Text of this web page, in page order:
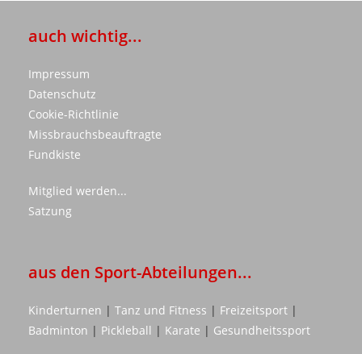
auch wichtig...
Impressum
Datenschutz
Cookie-Richtlinie
Missbrauchsbeauftragte
Fundkiste
Mitglied werden...
Satzung
aus den Sport-Abteilungen...
Kinderturnen | Tanz und Fitness | Freizeitsport |
Badminton | Pickleball | Karate | Gesundheitssport